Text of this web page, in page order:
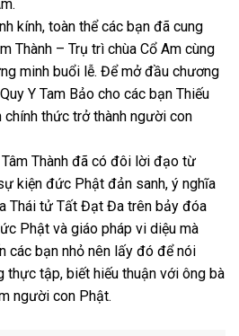
kính, toàn thể các bạn đã cung
Thành – Trụ trì chùa Cổ Am cùng
minh buổi lễ. Để mở đầu chương
Y Tam Bảo cho các bạn Thiếu
chính thức trở thành người con
Thành đã có đôi lời đạo từ
kiện đức Phật đản sanh, ý nghĩa
Thái tử Tất Đạt Đa trên bảy đóa
Phật và giáo pháp vi diệu mà
các bạn nhỏ nên lấy đó để nói
thực tập, biết hiếu thuận với ông bà
người con Phật.